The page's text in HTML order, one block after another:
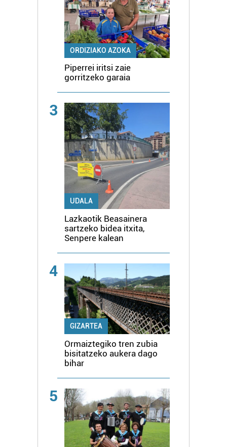
ORDIZIAKO AZOKA
Piperrei iritsi zaie
gorritzeko garaia
3
UDALA
Lazkaotik Beasainera
sartzeko bidea itxita,
Senpere kalean
4
GIZARTEA
Ormaiztegiko tren zubia
bisitatzeko aukera dago
bihar
5